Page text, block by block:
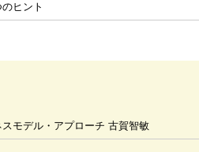
ヒント
モデル・アプローチ 古賀智敏